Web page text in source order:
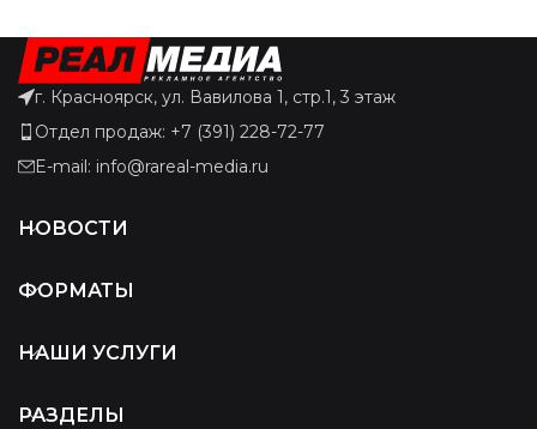
г. Красноярск, ул. Вавилова 1, стр.1, 3 этаж
Отдел продаж: +7 (391) 228-72-77
E-mail: info@rareal-media.ru
НОВОСТИ
ФОРМАТЫ
НАШИ УСЛУГИ
РАЗДЕЛЫ